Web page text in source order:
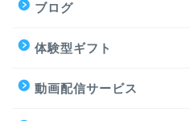
ブログ
体験型ギフト
動画配信サービス